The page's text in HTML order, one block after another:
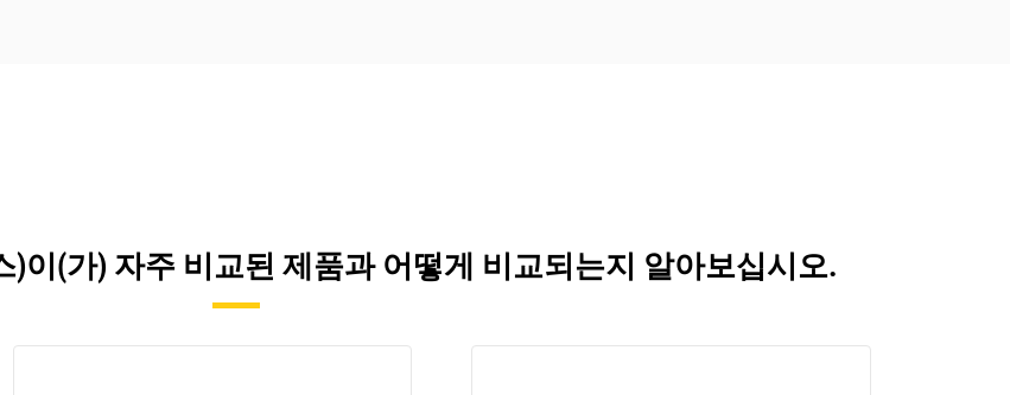
스)이(가) 자주 비교된 제품과 어떻게 비교되는지 알아보십시오.